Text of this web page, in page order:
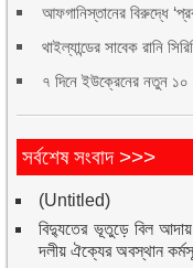
আফগানিস্তানের বিরুদ্ধে
থাইল্যান্ডের সাবেক রানি
৭ দিনে ইউক্রেনের নতুন ১০
সর্বশেষ সংবাদ >>>
(Untitled)
বিদ্যুতের ভূতুড়ে বিল আদায়
দলীয় ঐক্যের অবস্থান